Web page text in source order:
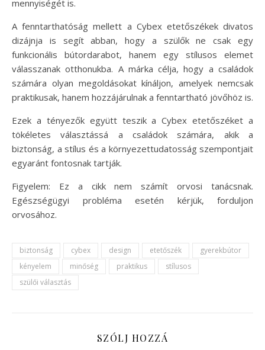
mennyiségét is.
A fenntarthatóság mellett a Cybex etetőszékek divatos
dizájnja is segít abban, hogy a szülők ne csak egy
funkcionális bútordarabot, hanem egy stílusos elemet
válasszanak otthonukba. A márka célja, hogy a családok
számára olyan megoldásokat kínáljon, amelyek nemcsak
praktikusak, hanem hozzájárulnak a fenntartható jövőhöz is.
Ezek a tényezők együtt teszik a Cybex etetőszéket a
tökéletes választássá a családok számára, akik a
biztonság, a stílus és a környezettudatosság szempontjait
egyaránt fontosnak tartják.
Figyelem: Ez a cikk nem számít orvosi tanácsnak.
Egészségügyi probléma esetén kérjük, forduljon
orvosához.
biztonság cybex design etetőszék
gyerekbútor
kényelem
minőség praktikus
stílusos
szülői választás
SZÓLJ HOZZÁ